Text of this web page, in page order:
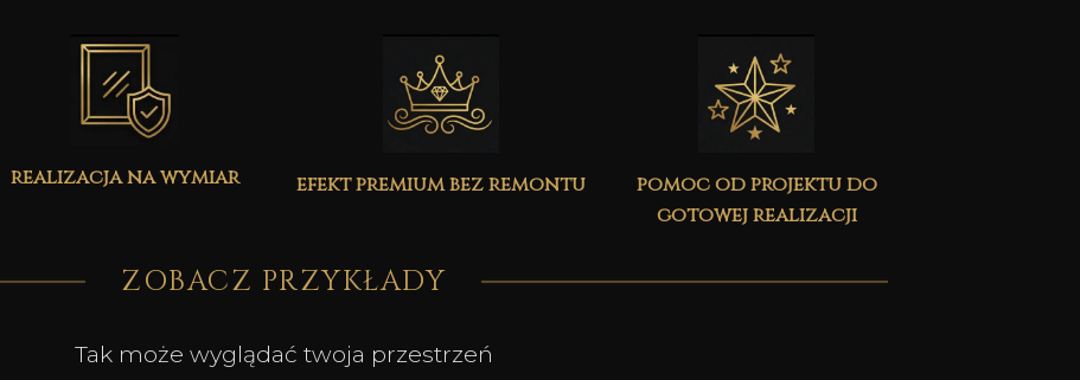
realizacja na wymiar efekt premium bez remontu
pomoc od projektu do
gotowej realizacji
ZOBACZ PRZYKŁADY
Tak może wyglądać twoja przestrzeń